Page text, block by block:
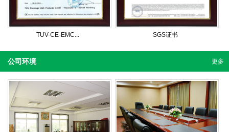
TUV-CE-EMC... SGS证书
更多
公司环境